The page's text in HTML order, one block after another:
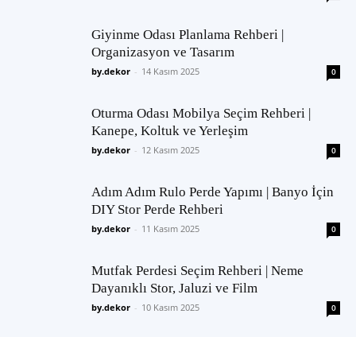
Giyinme Odası Planlama Rehberi |
Organizasyon ve Tasarım
by.dekor - 14 Kasım 2025 0
Oturma Odası Mobilya Seçim Rehberi |
Kanepe, Koltuk ve Yerleşim
by.dekor - 12 Kasım 2025 0
Adım Adım Rulo Perde Yapımı | Banyo İçin
DIY Stor Perde Rehberi
by.dekor - 11 Kasım 2025 0
Mutfak Perdesi Seçim Rehberi | Neme
Dayanıklı Stor, Jaluzi ve Film
by.dekor - 10 Kasım 2025 0